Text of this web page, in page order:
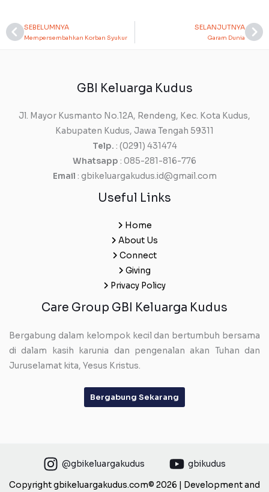
Prev
SEBELUMNYA
Mempersembahkan Korban Syukur
SELANJUTNYA
Garam Dunia
GBI Keluarga Kudus
Jl. Mayor Kusmanto No.12A, Rendeng, Kec. Kota Kudus,
Kabupaten Kudus, Jawa Tengah 59311
Telp. : (0291) 431474
Whatsapp : 085-281-816-776
Email : gbikeluargakudus.id@gmail.com
Useful Links
Home
About Us
Connect
Giving
Privacy Policy
Care Group GBI Keluarga Kudus
Bergabung dalam kelompok kecil dan bertumbuh bersama
di dalam kasih karunia dan pengenalan akan Tuhan dan
Juruselamat kita, Yesus Kristus.
Bergabung Sekarang
@gbikeluargakudus gbikudus
Copyright gbikeluargakudus.com© 2026 | Development and